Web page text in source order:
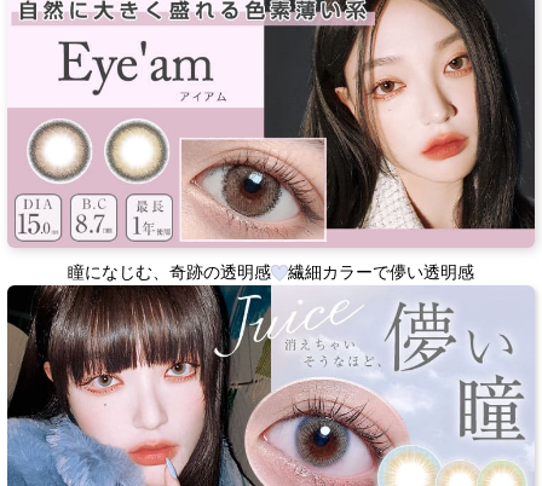
瞳になじむ、奇跡の透明感 繊細カラーで儚い透明感